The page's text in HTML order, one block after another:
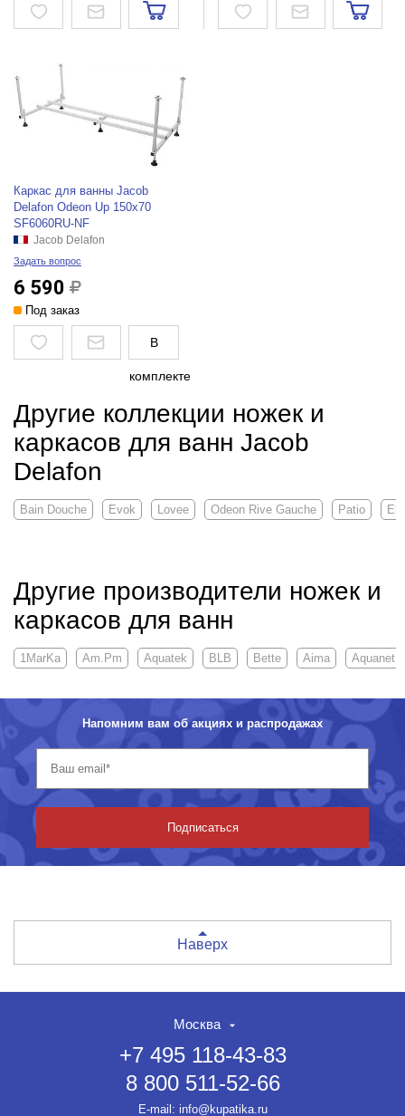
Каркас для ванны Jacob
Delafon Odeon Up 150x70
SF6060RU-NF
Jacob Delafon
Задать вопрос
6 590
Под заказ
В
комплекте
Другие коллекции ножек и
каркасов для ванн Jacob
Delafon
Bain Douche Evok Lovee Odeon Rive Gauche Patio
Другие производители ножек и
каркасов для ванн
1MarKa Am.Pm Aquatek BLB Bette Aima Aquanet
Напомним вам об акциях и распродажах
Подписаться
Наверх
Москва
+7 495 118-43-83
8 800 511-52-66
E-mail: info@kupatika.ru